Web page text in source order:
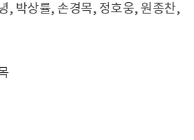
, 박상률, 손경목, 정호웅, 원종찬,